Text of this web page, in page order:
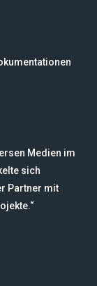
Medien im
sich
Partner mit